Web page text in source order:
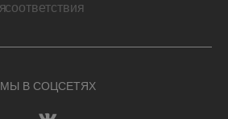
МЫ В СОЦСЕТЯХ